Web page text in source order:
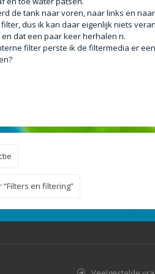
de tank naar voren, naar links en
dus ik kan daar eigenlijk niets
dat een paar keer herhalen n.
filter perste ik de filtermedia er
“Filters en filtering”